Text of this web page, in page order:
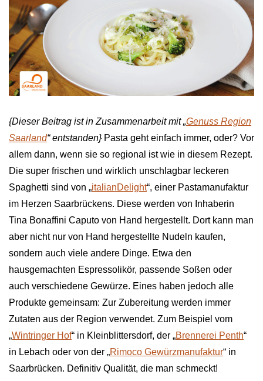
{Dieser Beitrag ist in Zusammenarbeit mit „Genuss Region
Saarland“ entstanden} Pasta geht einfach immer, oder? Vor
allem dann, wenn sie so regional ist wie in diesem Rezept.
Die super frischen und wirklich unschlagbar leckeren
Spaghetti sind von „italianDelight“, einer Pastamanufaktur
im Herzen Saarbrückens. Diese werden von Inhaberin
Tina Bonaffini Caputo von Hand hergestellt. Dort kann man
aber nicht nur von Hand hergestellte Nudeln kaufen,
sondern auch viele andere Dinge. Etwa den
hausgemachten Espressolikör, passende Soßen oder
auch verschiedene Gewürze. Eines haben jedoch alle
Produkte gemeinsam: Zur Zubereitung werden immer
Zutaten aus der Region verwendet. Zum Beispiel vom
„Wintringer Hof“ in Kleinblittersdorf, der „Brennerei Penth“
in Lebach oder von der „Rimoco Gewürzmanufaktur“ in
Saarbrücken. Definitiv Qualität, die man schmeckt!